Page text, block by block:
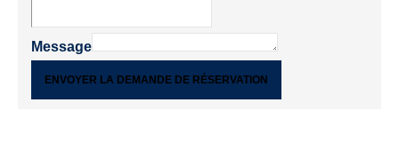
Message
ENVOYER LA DEMANDE DE RÉSERVATION